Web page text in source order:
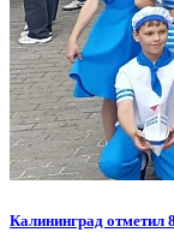
Калининград отметил